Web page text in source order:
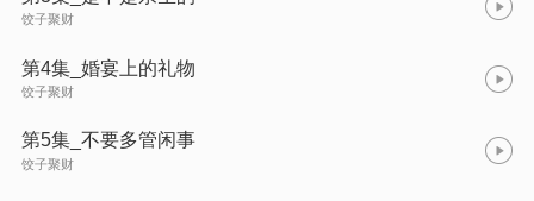
饺子聚财
第4集_婚宴上的礼物
饺子聚财
第5集_不要多管闲事
饺子聚财